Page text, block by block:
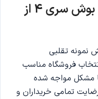
سری 4
از
نمونه تقلبی
فروشگاه مناسب
مشکل مواجه شده
تمامی خریداران و